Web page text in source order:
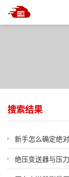
搜索结果
新手怎么确定绝
绝压变送器与压